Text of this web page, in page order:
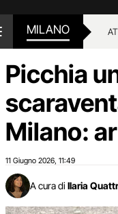
MILANO
Picchia
Milano:
11 Giugno 2026 11:49
A cura di Ilaria